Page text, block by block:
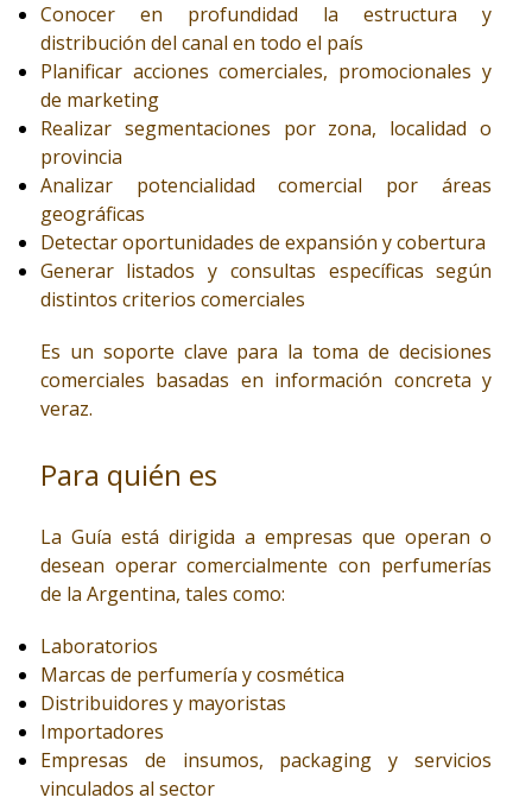
Conocer en profundidad la estructura y
distribución del canal en todo el país
Planificar acciones comerciales, promocionales y
de marketing
Realizar segmentaciones por zona, localidad o
provincia
Analizar potencialidad comercial por áreas
geográficas
Detectar oportunidades de expansión y cobertura
Generar listados y consultas específicas según
distintos criterios comerciales
Es un soporte clave para la toma de decisiones
comerciales basadas en información concreta y
veraz.
Para quién es
La Guía está dirigida a empresas que operan o
desean operar comercialmente con perfumerías
de la Argentina, tales como:
Laboratorios
Marcas de perfumería y cosmética
Distribuidores y mayoristas
Importadores
Empresas de insumos, packaging y servicios
vinculados al sector